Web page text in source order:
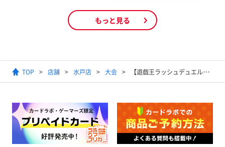
もっと見る
TOP 店舗 水戸店 大会 【遊戯王ラッシュデュエル】RD遊戯王の日